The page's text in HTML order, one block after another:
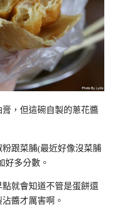
，但這碗自製的蔥花醬
跟菜脯(最近好像沒菜脯
好多分數。
就會知道不管是蛋餅還
醬才厲害啊。